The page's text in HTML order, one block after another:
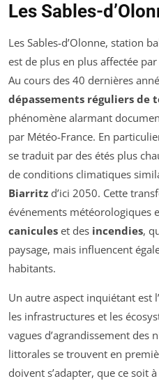
Les Sables-
Les Sables-d’Olonne, station
est de plus en plus affectée
Au cours des 40 dernières
dépassements réguliers de
phénomène alarmant
par Météo-France. En
se traduit par des étés plus
de conditions climatiques
Biarritz d’ici 2050. Cette
événements météorologiques
canicules et des incendies,
paysage, mais influencent
habitants.
Un autre aspect inquiétant est l’
les infrastructures et les
vagues d’agrandissement des
littorales se trouvent en
doivent s’adapter, que ce soit